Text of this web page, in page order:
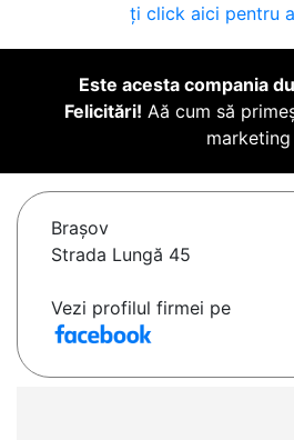
ți click aici pentru
Este acesta compania
Felicitări! Aă cum să
marketing
Braşov
Strada Lungă 45
Vezi profilul firmei pe